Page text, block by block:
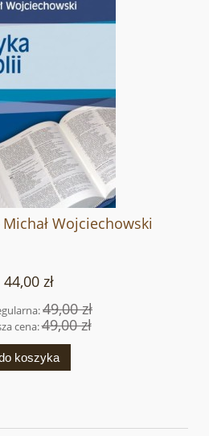
Michał Wojciechowski
44,00 zł
49,00 zł
cena:49,00 zł
koszyka